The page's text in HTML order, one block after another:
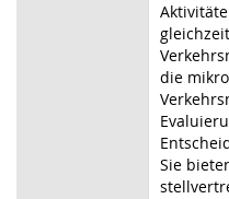
die
Sie